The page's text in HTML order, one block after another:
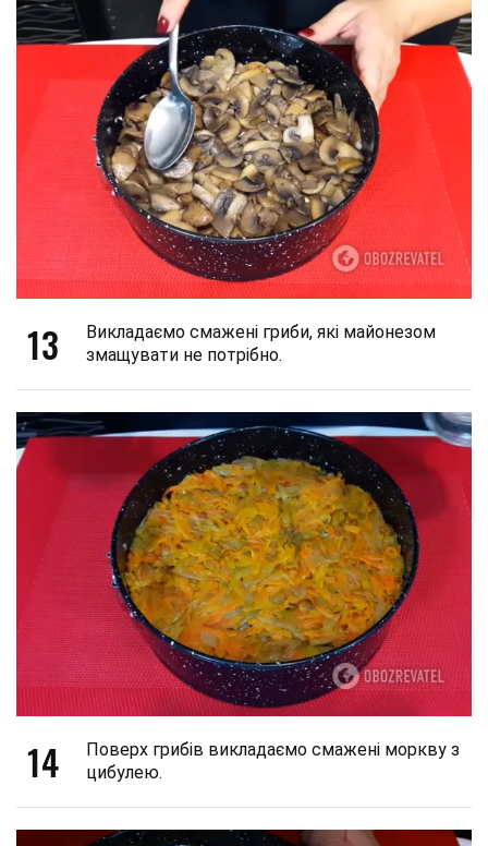
13
Викладаємо смажені гриби, які майонезом
змащувати не потрібно.
14
Поверх грибів викладаємо смажені моркву з
цибулею.